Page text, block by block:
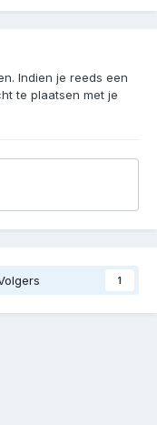
Indien je reeds een
te plaatsen met je
1